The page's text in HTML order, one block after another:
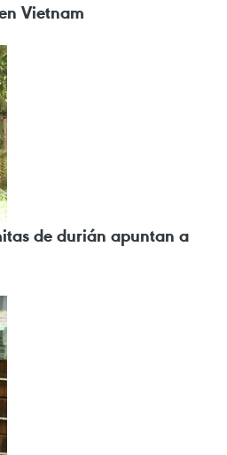
Vietnam
de durián apuntan a